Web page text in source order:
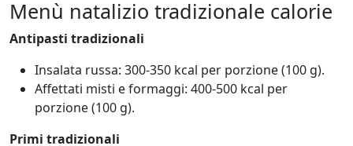
Menù natalizio tradizionale calorie
Antipasti tradizionali
Insalata russa: 300-350 kcal per porzione (100 g).
Affettati misti e formaggi: 400-500 kcal per
porzione (100 g).
Primi tradizionali